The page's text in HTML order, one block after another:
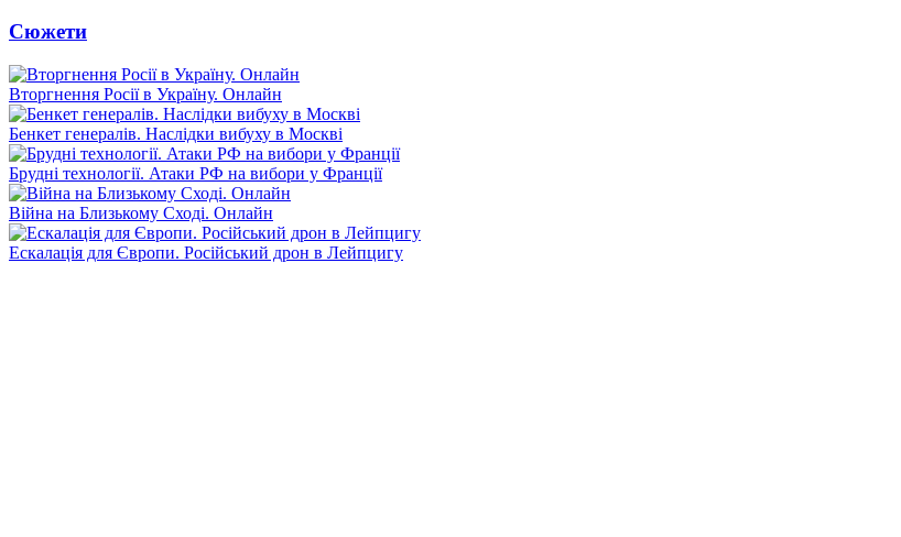
Сюжети
Вторгнення Росії в Україну. Онлайн
Бенкет генералів. Наслідки вибуху в Москві
Брудні технології. Атаки РФ на вибори у Франції
Війна на Близькому Сході. Онлайн
Ескалація для Європи. Російський дрон в Лейпцигу